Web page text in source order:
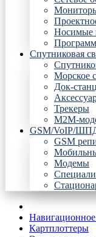
Носимые
Спутниковая
Морское
Док-
Трекеры
М2М-
GSM/VoIP/
GSM
Модемы
Картплоттеры